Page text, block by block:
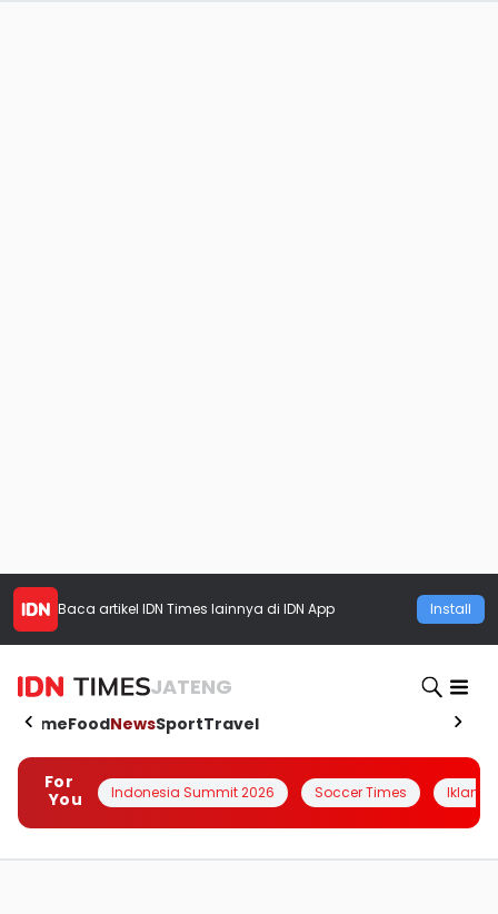
Baca artikel IDN Times lainnya di IDN App Install
JATENG
HomeFoodNewsSportTravel
For
You
Indonesia Summit 2026 Soccer Times Iklanin